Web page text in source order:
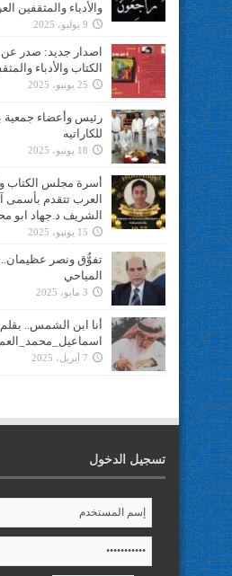
والأدباء والمثقفين
9 يوليو، 2025
اصدار جديد: صدر
الكتاب والأدباء
25 يونيو، 2025
رئيس وأعضاء جمعية
للكاراتيه
18 يونيو، 2025
أسرة مجلس الكتاب
العرب تتقدم بأسمى
الشريف د.جهاد ابو
15 يونيو، 2025
تفوُّق ونصر
المياحي
3 مايو، 2025
أنا ابن الشمس.. بقلم
7 أبريل، 2025
تسجيل الدخول